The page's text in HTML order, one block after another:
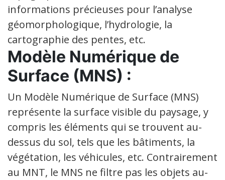
informations précieuses pour l’analyse
géomorphologique, l’hydrologie, la
cartographie des pentes, etc.
Modèle Numérique de
Surface (MNS) :
Un Modèle Numérique de Surface (MNS)
représente la surface visible du paysage, y
compris les éléments qui se trouvent au-
dessus du sol, tels que les bâtiments, la
végétation, les véhicules, etc. Contrairement
au MNT, le MNS ne filtre pas les objets au-